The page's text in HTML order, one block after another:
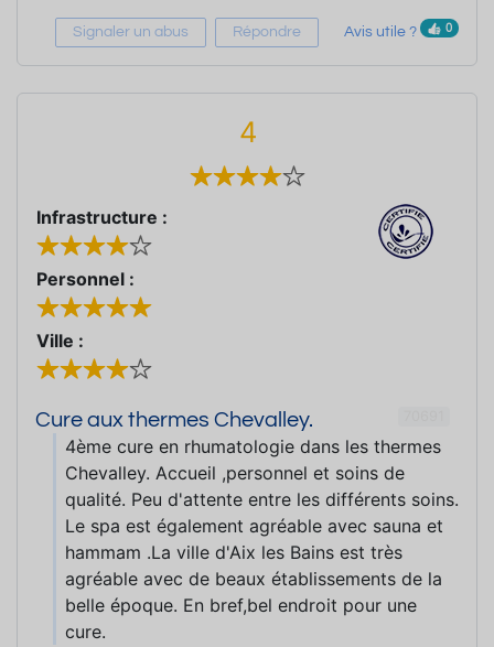
Signaler un abus Répondre Avis utile ? 0
4
Infrastructure :
Personnel :
Ville :
Cure aux thermes Chevalley.
4ème cure en rhumatologie dans les thermes
Chevalley. Accueil ,personnel et soins de
qualité. Peu d'attente entre les différents soins.
Le spa est également agréable avec sauna et
hammam .La ville d'Aix les Bains est très
agréable avec de beaux établissements de la
belle époque. En bref,bel endroit pour une
cure.